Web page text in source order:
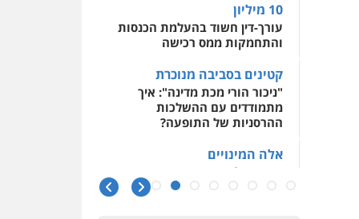
10 מיליון
עורך-דין חשוד בהעלמת הכנסות
והתחמקות ממס רכישה
קטינים בסביבה מנוכרת
"ניכור הורי מכת מדינה": איך
מתמודדים עם ההשלכות
ההרסניות של התופעה?
אלה המינויים
הוועדה לבחירת שופטים בחרה
26 שופטים ורשמים נוספים